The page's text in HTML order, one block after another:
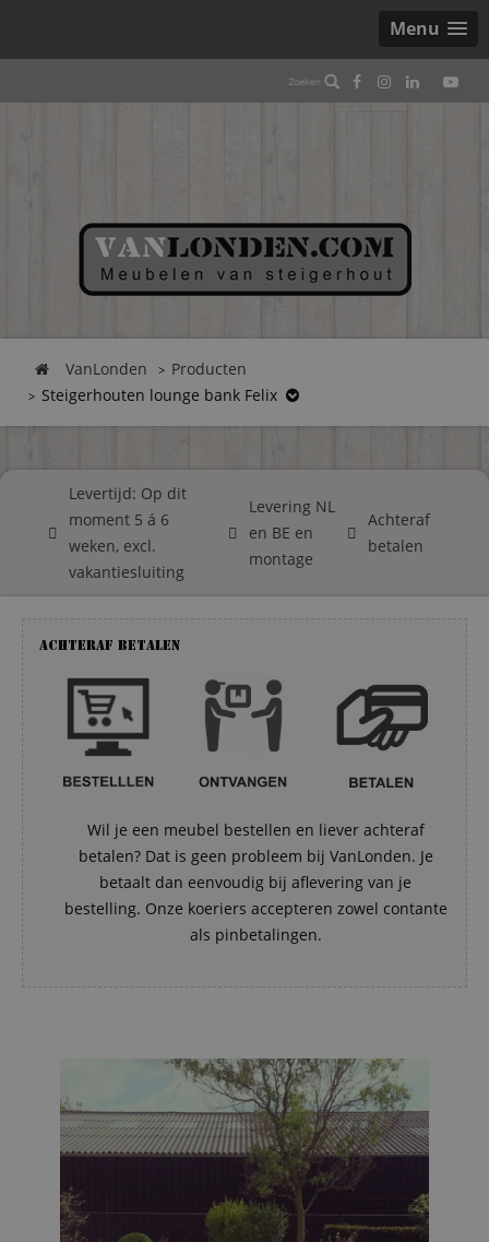
Menu
VanLonden
Producten
Steigerhouten lounge bank Felix
Levertijd: Op dit
moment 5 á 6
weken, excl.
vakantiesluiting
Levering NL
en BE en
montage
Achteraf
betalen
Achteraf betalen
Wil je een meubel bestellen en liever achteraf
betalen? Dat is geen probleem bij VanLonden. Je
betaalt dan eenvoudig bij aflevering van je
bestelling. Onze koeriers accepteren zowel contante
als pinbetalingen.